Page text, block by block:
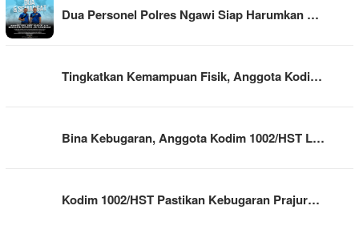
Dua Personel Polres Ngawi Siap Harumkan …
Tingkatkan Kemampuan Fisik, Anggota Kodi…
Bina Kebugaran, Anggota Kodim 1002/HST L…
Kodim 1002/HST Pastikan Kebugaran Prajur…